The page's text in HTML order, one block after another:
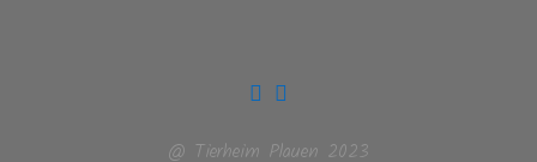
@ Tierheim Plauen 2023